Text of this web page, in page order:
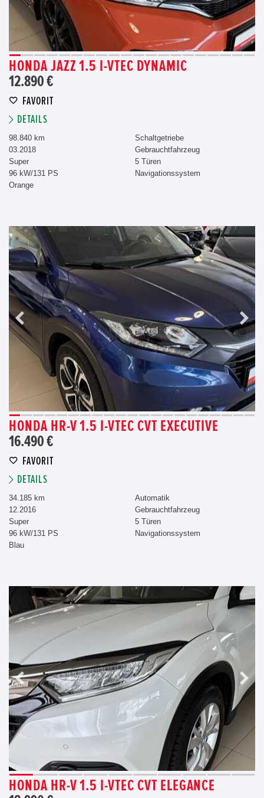
HONDA JAZZ 1.5 I-VTEC DYNAMIC
12.890 €
FAVORIT
DETAILS
98.840 km
03.2018
Super
96 kW/131 PS
Orange
Schaltgetriebe
Gebrauchtfahrzeug
5 Türen
Navigationssystem
HONDA HR-V 1.5 I-VTEC CVT EXECUTIVE
16.490 €
FAVORIT
DETAILS
34.185 km
12.2016
Super
96 kW/131 PS
Blau
Automatik
Gebrauchtfahrzeug
5 Türen
Navigationssystem
HONDA HR-V 1.5 I-VTEC CVT ELEGANCE